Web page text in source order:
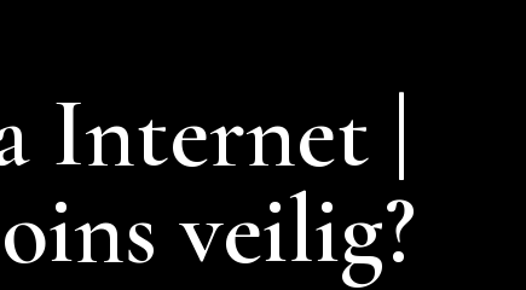
Internet |
veilig?